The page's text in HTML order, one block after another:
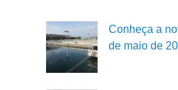
Conheça a
de maio de